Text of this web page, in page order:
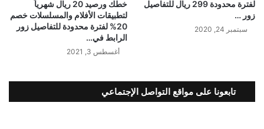
لفترة محدودة 299 ريال ‏للتفاصيل
زور …
سبتمبر 24, 2020
خطك ورصيد 20 ريال شهرياً
لتطبيقات الأفلام والمسلسلات خصم
20% لفترة محدودة للتفاصيل زور
الرابط في…
أغسطس 3, 2021
تابعونا على مواقع التواصل الإجتماعي